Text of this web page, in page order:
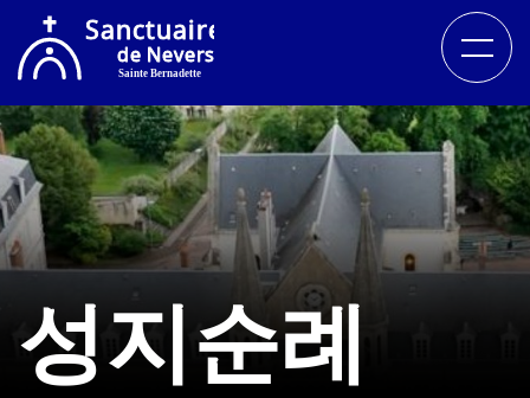
성지순례